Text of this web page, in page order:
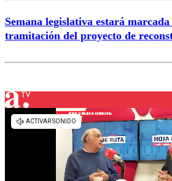
Semana legislativa estará
tramitación del proyecto de